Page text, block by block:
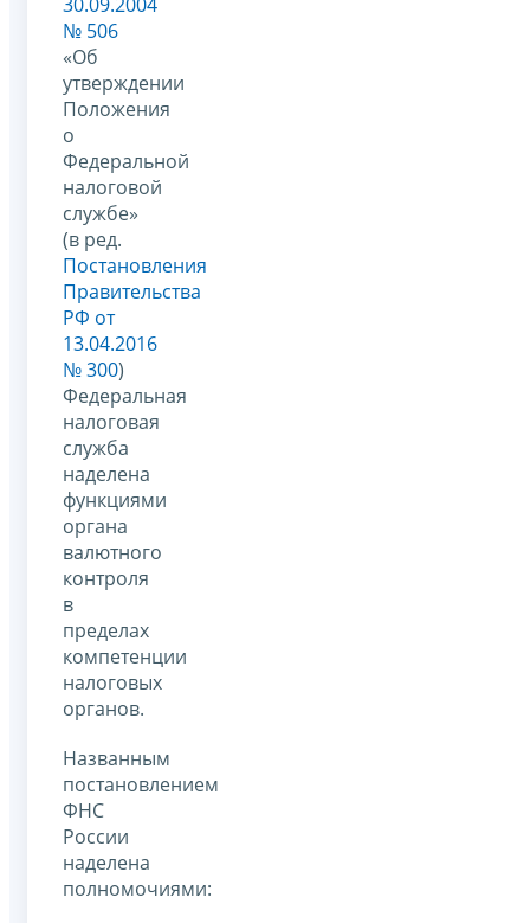
№ 506
«Об
утверждении
Положения
о
Федеральной
налоговой
службе»
(в ред.
Постановления
Правительства
РФ от
13.04.2016
№ 300)
Федеральная
налоговая
служба
наделена
функциями
органа
валютного
контроля
в
пределах
компетенции
налоговых
органов.
Названным
постановлением
ФНС
России
наделена
полномочиями: